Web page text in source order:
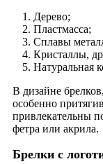
Дерево;
Пластмасса;
Сплавы
Кристаллы,
Натуральная
В дизайне
особенно
привлекательны
фетра или акрила.
Брелки с